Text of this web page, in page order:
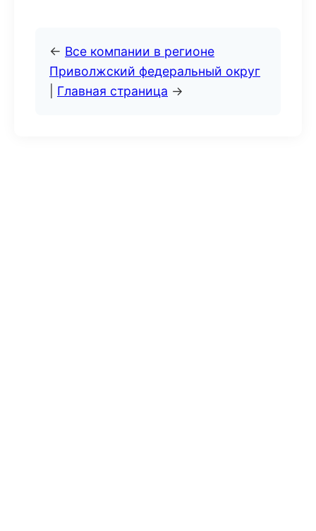
← Все компании в регионе
Приволжский федеральный округ
Главная страница →